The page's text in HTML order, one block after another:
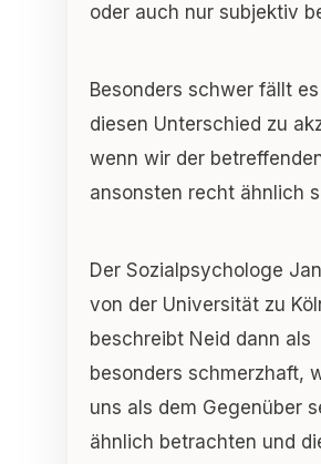
oder auch nur subjektiv
Besonders schwer fällt
diesen Unterschied zu
wenn wir der
ansonsten recht ähnlich
Der Sozialpsychologe
von der Universität zu
beschreibt Neid dann als
besonders schmerzhaft,
uns als dem Gegenüber
ähnlich betrachten und